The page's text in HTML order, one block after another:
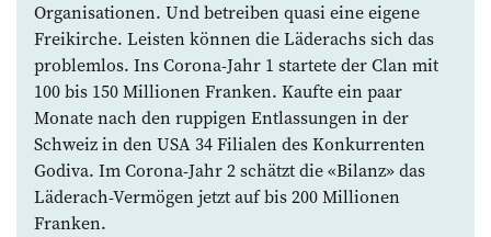
Organisationen. Und betreiben quasi eine eigene
Freikirche. Leisten ­können die Läderachs sich das
pro­blemlos. Ins Corona-Jahr 1 startete der Clan mit
100 bis 150 Millionen Franken. Kaufte ein paar
Monate nach den ruppigen Entlassungen in der
Schweiz in den USA 34 Filialen des Konkurrenten
Godiva. Im ­Corona-Jahr 2 schätzt die «Bilanz» das
Läderach-Vermögen jetzt auf bis 200 Millionen
Franken.